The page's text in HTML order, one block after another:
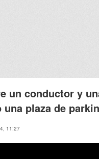
un conductor y
plaza de
11:27